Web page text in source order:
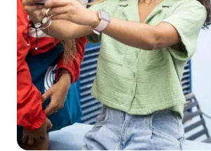
Sobre nosotros
Quiénes somos
Trabajos
Únete al equipo